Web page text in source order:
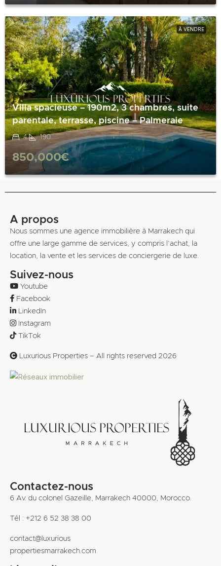
À VENDRE
Villa spacieuse – 190m2, 3 chambres, suite
parentale, terrasse, piscine – Palmeraie
4 190
850,000€
A propos
Nous sommes une agence immobilière à Marrakech qui
offre une large gamme de services, y compris l’achat, la
location, la vente et les services de conciergerie de luxe.
Suivez-nous
Youtube
Facebook
LinkedIn
Instagram
TikTok
Luxurious Properties – All rights reserved 2026
Contactez-nous
6 Av. du colonel Gazeille, Marrakech 40000, Morocco.
Tél : +212 6 52 38 38 00
contact@luxurious
propertiesmarrakech.com